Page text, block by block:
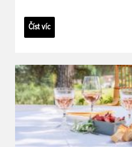
Číst víc